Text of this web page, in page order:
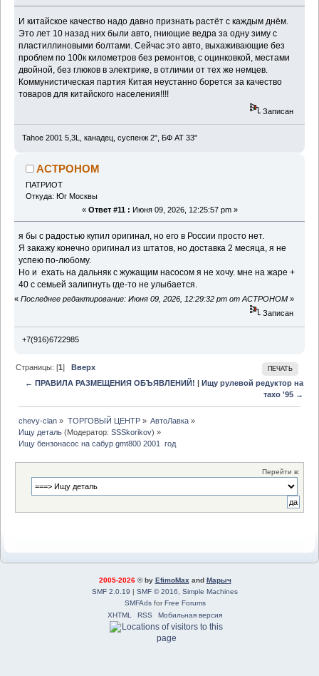
И китайское качество надо давно признать растёт с каждым днём.
Это лет 10 назад них были авто, гниющие ведра за одну зиму с
пластиллиновыми болтами. Сейчас это авто, выхаживающие без
проблем по 100к километров без ремонтов, с оцинковкой, местами
двойной, без глюков в электрике, в отличии от тех же немцев.
Коммунистическая партия Китая неустанно борется за качество
товаров для китайского населения!!!!
Записан
Tahoe 2001 5,3L, канадец, суспенж 2", БФ АТ 33"
ACTPOHOM
ПАТРИОТ
Откуда: Юг Москвы
« Ответ #11 : Июня 09, 2026, 12:25:57 pm »
я бы с радостью купил оригинал, но его в России просто нет.
Я закажу конечно оригинал из штатов, но доставка 2 месяца, я не
успею по-любому.
Но и ехать на дальняк с жужащим насосом я не хочу. мне на жаре +
40 с семьей залипнуть где-то не улыбается.
« Последнее редактирование: Июня 09, 2026, 12:29:32 pm от ACTPOHOM »
Записан
+7(916)6722985
ПЕЧАТЬ
Страницы: [1]
Вверх
← ПРАВИЛА РАЗМЕЩЕНИЯ ОБЪЯВЛЕНИЙ! | Ищу рулевой редуктор на
тахо '95 →
chevy-clan » ТОРГОВЫЙ ЦЕНТР» АвтоЛавка»
Ищу деталь (Модератор:SSSkorikov) »
Ищу бензонасос на сабур gmt800 2001  год
Перейти в:
2005-2026© by EfimoMaxand
Марыч
SMF 2.0.19
SMF © 2016, Simple Machines
SMFAdsfor Free Forums
XHTML
RSS Мобильная версия